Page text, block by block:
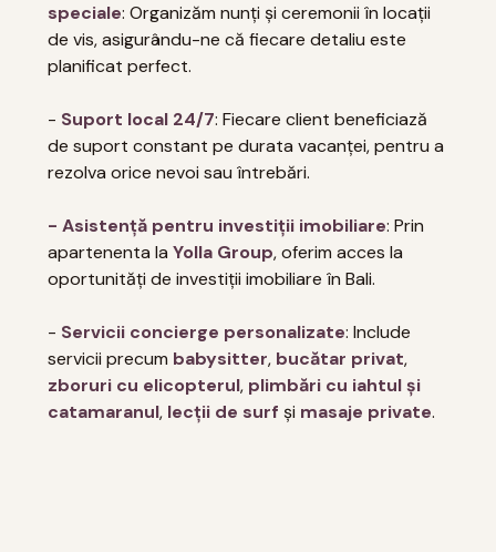
speciale: Organizăm nunți și ceremonii în locații
de vis, asigurându-ne că fiecare detaliu este
planificat perfect.
- Suport local 24/7: Fiecare client beneficiază
de suport constant pe durata vacanței, pentru a
rezolva orice nevoi sau întrebări.
- Asistență pentru investiții imobiliare: Prin
apartenenta la Yolla Group, oferim acces la
oportunități de investiții imobiliare în Bali.
- Servicii concierge personalizate: Include
servicii precum babysitter, bucătar privat,
zboruri cu elicopterul, plimbări cu iahtul și
catamaranul, lecții de surf și masaje private.